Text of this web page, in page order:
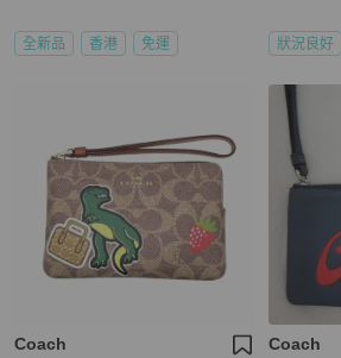
全新品 香港 免運 狀況良好
Coach Coach